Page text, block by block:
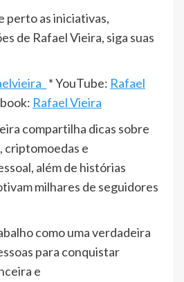
perto as iniciativas,
de Rafael Vieira, siga suas
* YouTube: Rafael
Rafael Vieira
compartilha dicas sobre
criptomoedas e
além de histórias
milhares de seguidores
como uma verdadeira
para conquistar
e